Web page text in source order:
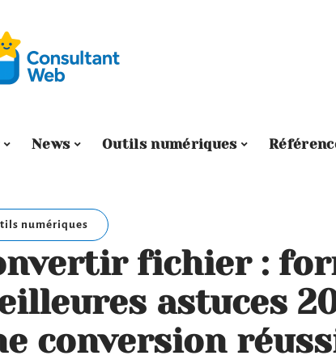
News Outils numériques
numériques
fichier :
astuces
conversion